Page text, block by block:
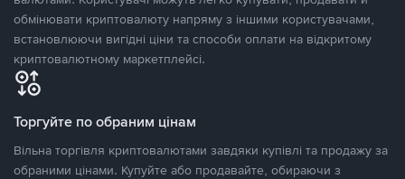
обмінювати криптовалюту напряму з іншими користувачами,
встановлюючи вигідні ціни та способи оплати на відкритому
криптовалютному маркетплейсі.
Торгуйте по обраним цінам
Вільна торгівля криптовалютами завдяки купівлі та продажу за
обраними цінами. Купуйте або продавайте, обираючи з